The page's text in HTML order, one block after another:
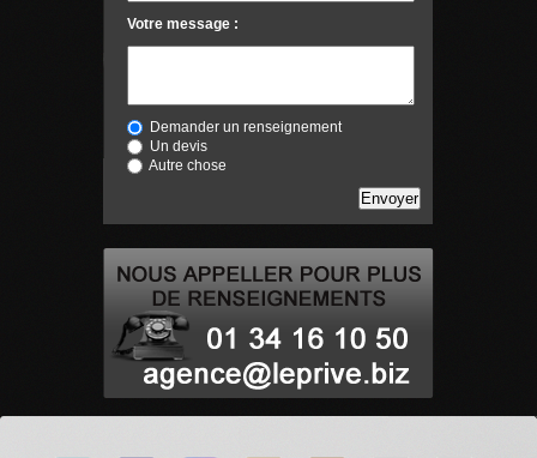
Votre message :
Demander un renseignement
Un devis
Autre chose